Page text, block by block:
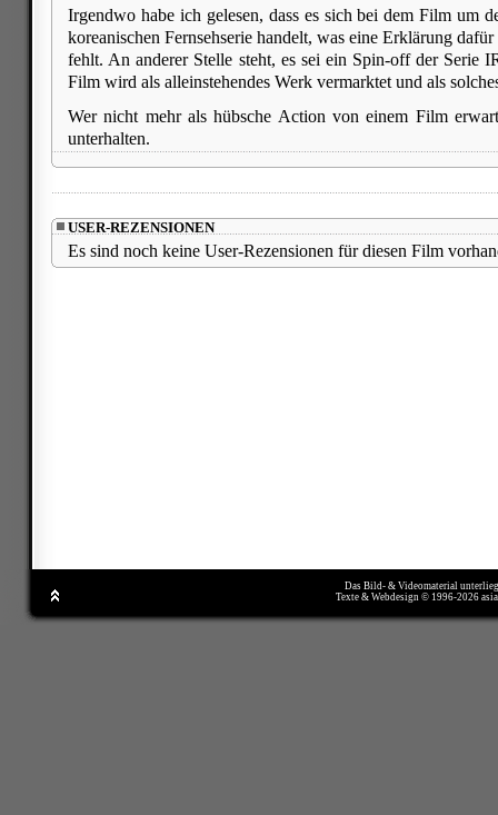
Irgendwo habe ich gelesen, dass es sich bei dem Film um
koreanischen Fernsehserie handelt, was eine Erklärung
fehlt. An anderer Stelle steht, es sei ein Spin-off der Serie
Film wird als alleinstehendes Werk vermarktet und als
Wer nicht mehr als hübsche Action von einem Film
unterhalten.
USER-REZENSIONEN
Es sind noch keine User-Rezensionen für diesen Film
Das Bild- & Videomaterial
Texte & Webdesign © 1996-2026